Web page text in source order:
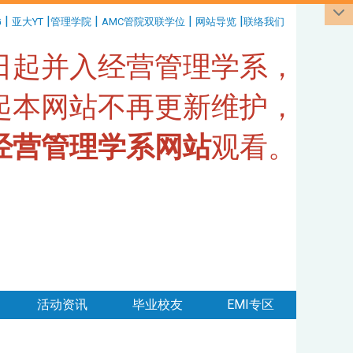
| 亚大YT |管理学院 | AMC管院双联学位 | 网站导览 |联络我们
并入经营管理学系，
网站不再更新维护，
营管理学系网站观看。
活动资讯 毕业校友 EMI专区